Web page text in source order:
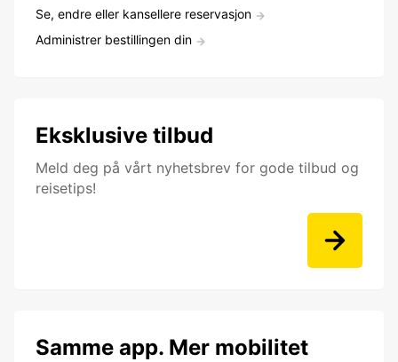
Se, endre eller kansellere reservasjon
Administrer bestillingen din
Eksklusive tilbud
Meld deg på vårt nyhetsbrev for gode tilbud og
reisetips!
Samme app. Mer mobilitet